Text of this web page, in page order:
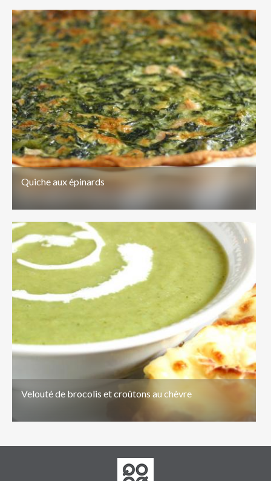
Quiche aux épinards
Velouté de brocolis et croûtons au chèvre